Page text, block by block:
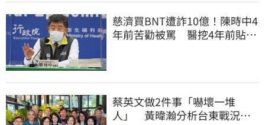
慈濟買BNT遭詐10億！陳時中4
年前苦勸被罵 醫挖4年前貼
蔡英文做2件事「嚇壞一堆
人」 黃暐瀚分析台東戰況：